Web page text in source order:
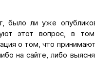
было ли уже
этот вопрос, в
о том, что
на сайте, либо